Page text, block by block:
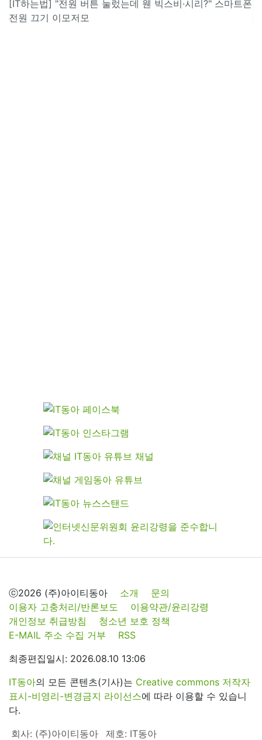
[IT하는법] "전원 버튼 눌렀는데 웬 빅스비·시리?" 스마트폰
전원 끄기 이모저모
ⓒ2026 (주)아이티동아 소개
문의
이용자 고충처리/반론보도
이용약관/윤리강령
개인정보 취급방침
청소년 보호 정책
E-MAIL 주소 수집 거부
RSS
최종편집일시: 2026.08.10 13:06
IT동아의 모든 콘텐츠(기사)는 Creative commons 저작자
표시-비영리-변경금지 라이선스에 따라 이용할 수 있습니
다.
회사: (주)아이티동아
제호: IT동아